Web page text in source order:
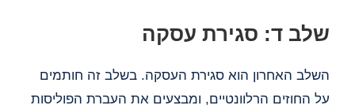
שלב ד: סגירת עסקה
השלב האחרון הוא סגירת העסקה. בשלב זה חותמים
על החוזים הרלוונטיים, ומבצעים את העברת הפוליסות